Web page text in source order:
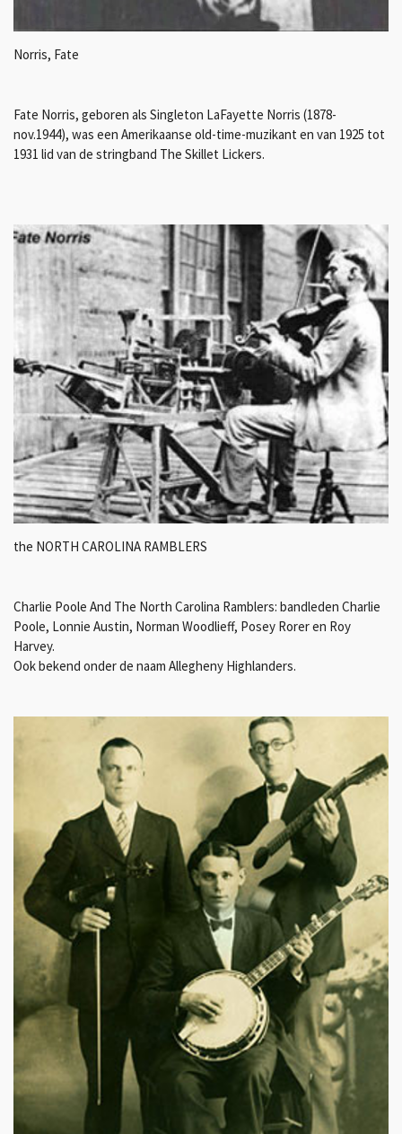
Norris, Fate
Fate Norris, geboren als Singleton LaFayette Norris (1878-
nov.1944), was een Amerikaanse old-time-muzikant en van 1925 tot
1931 lid van de stringband The Skillet Lickers.
the NORTH CAROLINA RAMBLERS
Charlie Poole And The North Carolina Ramblers: bandleden Charlie
Poole, Lonnie Austin, Norman Woodlieff, Posey Rorer en Roy
Harvey.
Ook bekend onder de naam Allegheny Highlanders.